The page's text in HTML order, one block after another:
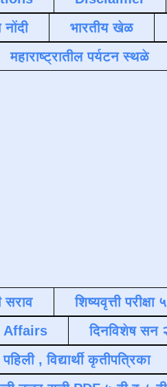
भारतीय खेळ
महाराष्ट्रातील पर्यटन स्थळे
सराव शिष्यवृत्ती परीक्षा
Affairs दिनविशेष सन
, विद्यार्थी कृतीपत्रिका